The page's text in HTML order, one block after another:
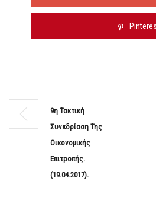
9η Τακτική
Συνεδρίαση Της
Οικονομικής
Επιτροπής.
(19.04.2017).